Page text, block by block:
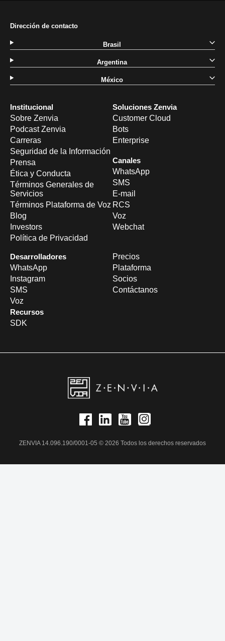
Institucional
Sobre Zenvia
Podcast Zenvia
Carreras
Seguridad de la Información
Prensa
Ética y Conducta
Términos Generales de
Servicios
Términos Plataforma de Voz
Blog
Investors
Política de Privacidad
Soluciones Zenvia
Customer Cloud
Bots
Enterprise
Canales
WhatsApp
SMS
E-mail
RCS
Voz
Webchat
Desarrolladores
WhatsApp
Instagram
SMS
Voz
Recursos
SDK
Precios
Plataforma
Socios
Contáctanos
Dirección de contacto
Brasil
Argentina
México
ZENVIA 14.096.190/0001-05 © 2026 Todos los derechos reservados